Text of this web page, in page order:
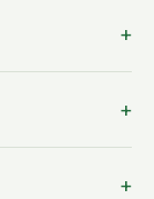
+
+
+